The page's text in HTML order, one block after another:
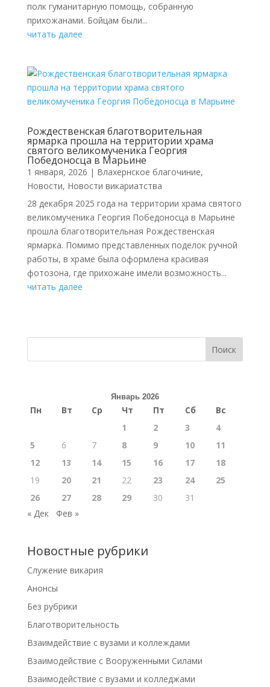
полк гуманитарную помощь, собранную
прихожанами. Бойцам были...
читать далее
Рождественская благотворительная
ярмарка прошла на территории храма
святого великомученика Георгия
Победоносца в Марьине
1 января, 2026 | Влахернское благочиние,
Новости, Новости викариатства
28 декабря 2025 года на территории храма святого
великомученика Георгия Победоносца в Марьине
прошла благотворительная Рождественская
ярмарка. Помимо представленных поделок ручной
работы, в храме была оформлена красивая
фотозона, где прихожане имели возможность...
читать далее
Поиск
Январь 2026
Пн Вт Ср Чт Пт Сб
Вс
1
2 3
4
5
6 7 8 9 10
11
12
13 14 15 16 17
18
19
20 21 22 23 24
25
26
27 28 29 30
31
« Дек
Фев »
Новостные рубрики
Cлужение викария
Анонсы
Без рубрики
Благотворительность
Взаимдействие с вузами и коллеждами
Взаимодействие с Вооруженными Силами
Взаимодействие с вузами и колледжами